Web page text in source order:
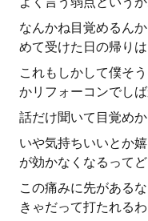
なんかね目覚めるん
めて受けた日の帰りは
これもしかして僕そ
かリフォーコンでし
話だけ聞いて目覚めか
いや気持ちいいとか
が効かなくなるって
この痛みに先がある
きゃだって打たれるわ